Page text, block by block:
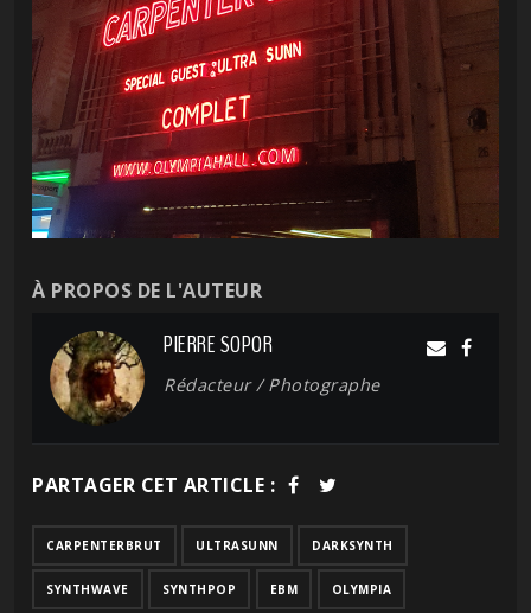
À PROPOS DE L'AUTEUR
PIERRE SOPOR
Rédacteur / Photographe
PARTAGER CET ARTICLE :
CARPENTERBRUT ULTRASUNN DARKSYNTH
SYNTHWAVE SYNTHPOP EBM OLYMPIA